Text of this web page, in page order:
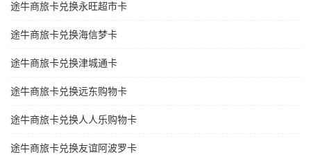
途牛商旅卡兑换永旺超市卡
途牛商旅卡兑换海信梦卡
途牛商旅卡兑换津城通卡
途牛商旅卡兑换远东购物卡
途牛商旅卡兑换人人乐购物卡
途牛商旅卡兑换友谊阿波罗卡